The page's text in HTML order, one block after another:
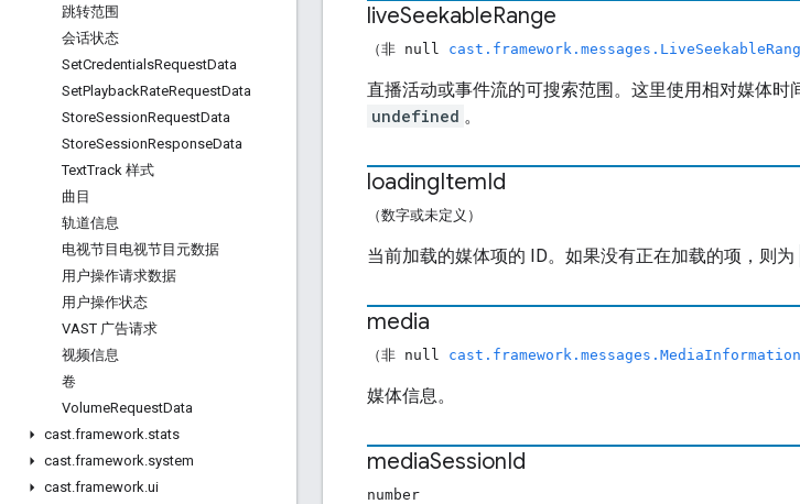
跳转范围
会话状态
SetCredentialsRequestData
SetPlaybackRateRequestData
StoreSessionRequestData
StoreSessionResponseData
TextTrack 样式
曲目
轨道信息
电视节目电视节目元数据
用户操作请求数据
用户操作状态
VAST 广告请求
视频信息
卷
VolumeRequestData
cast.framework.stats
cast.framework.system
cast.framework.ui
liveSeekableRange
（非 null
直播活动或事件流的可搜索范围。这里使用相对媒体
undefined 。
loadingItemId
（数字或未定义）
当前加载的媒体项的 ID。如果没有正在加载的项，则为
media
（非 null cast.framework.messages.MediaInformation
媒体信息。
mediaSessionId
number